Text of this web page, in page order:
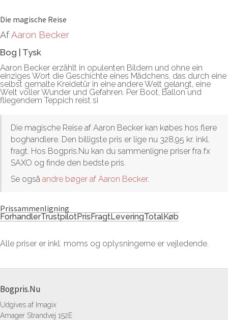
Die magische Reise
AfAaron Becker
Bog | Tysk
Aaron Becker erzählt in opulenten Bildern und ohne ein
einziges Wort die Geschichte eines Mädchens, das durch eine
selbst gemalte Kreidetür in eine andere Welt gelangt, eine
Welt voller Wunder und Gefahren. Per Boot, Ballon und
fliegendem Teppich reist si
Die magische Reise af Aaron Becker kan købes hos flere
boghandlere. Den billigste pris er lige nu 328,95 kr. inkl.
fragt. Hos Bogpris.Nu kan du sammenligne priser fra fx
SAXO og finde den bedste pris.
Se også andre bøger af Aaron Becker.
Prissammenligning
ForhandlerTrustpilotPrisFragtLeveringTotalKøb
Alle priser er inkl. moms og oplysningerne er vejledende.
Bogpris.Nu
Udgives af Imagix
Amager Strandvej 152E